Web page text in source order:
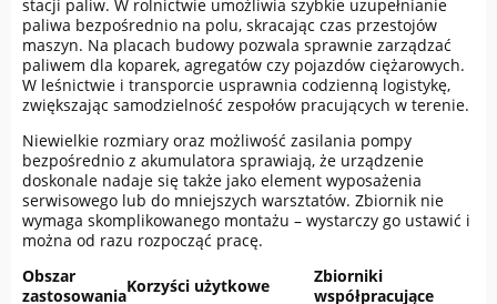
stacji paliw. W rolnictwie umożliwia szybkie uzupełnianie
paliwa bezpośrednio na polu, skracając czas przestojów
maszyn. Na placach budowy pozwala sprawnie zarządzać
paliwem dla koparek, agregatów czy pojazdów ciężarowych.
W leśnictwie i transporcie usprawnia codzienną logistykę,
zwiększając samodzielność zespołów pracujących w terenie.
Niewielkie rozmiary oraz możliwość zasilania pompy
bezpośrednio z akumulatora sprawiają, że urządzenie
doskonale nadaje się także jako element wyposażenia
serwisowego lub do mniejszych warsztatów. Zbiornik nie
wymaga skomplikowanego montażu – wystarczy go ustawić i
można od razu rozpocząć pracę.
Obszar
zastosowaniaKorzyści użytkowe
Zbiorniki
współpracujące